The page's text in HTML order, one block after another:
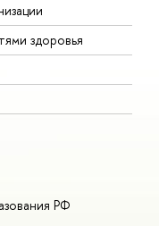
здоровья
РФ